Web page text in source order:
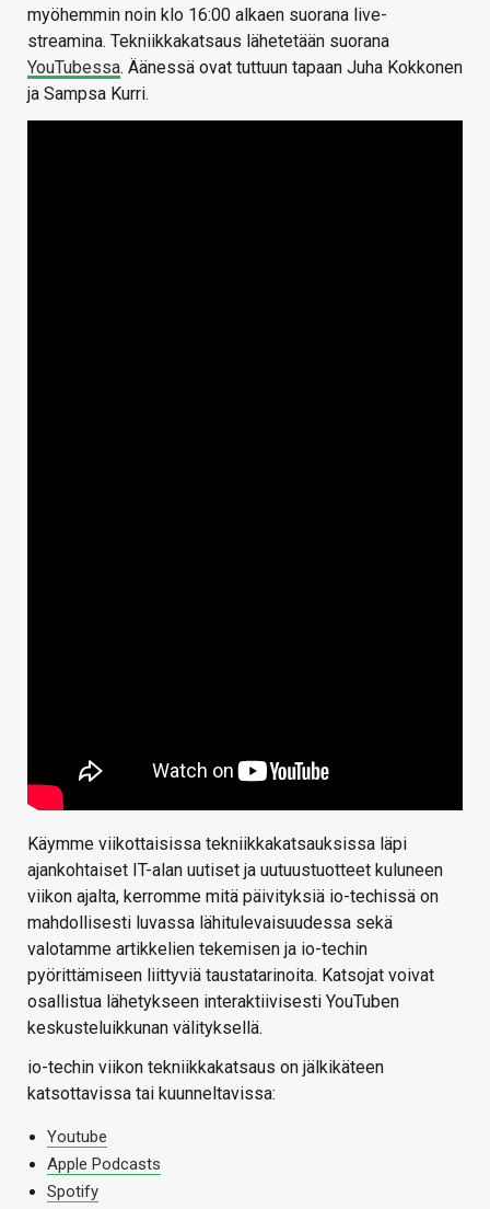
myöhemmin noin klo 16:00 alkaen suorana live-
streamina. Tekniikkakatsaus lähetetään suorana
YouTubessa. Äänessä ovat tuttuun tapaan Juha Kokkonen
ja Sampsa Kurri.
Käymme viikottaisissa tekniikkakatsauksissa läpi
ajankohtaiset IT-alan uutiset ja uutuustuotteet kuluneen
viikon ajalta, kerromme mitä päivityksiä io-techissä on
mahdollisesti luvassa lähitulevaisuudessa sekä
valotamme artikkelien tekemisen ja io-techin
pyörittämiseen liittyviä taustatarinoita. Katsojat voivat
osallistua lähetykseen interaktiivisesti YouTuben
keskusteluikkunan välityksellä.
io-techin viikon tekniikkakatsaus on jälkikäteen
katsottavissa tai kuunneltavissa:
Youtube
Apple Podcasts
Spotify